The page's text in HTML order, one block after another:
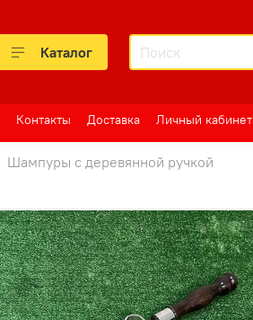
Каталог
Контакты Доставка Личный кабинет
Шампуры с деревянной ручкой